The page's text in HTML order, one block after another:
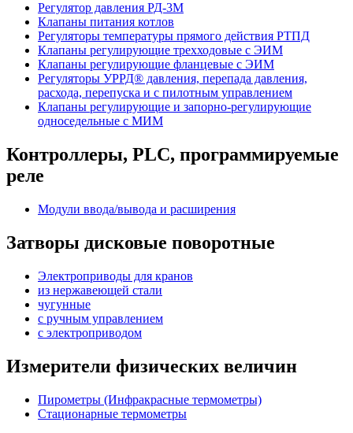
Регулятор давления РД-3М
Клапаны питания котлов
Регуляторы температуры прямого действия РТПД
Клапаны регулирующие трехходовые с ЭИМ
Клапаны регулирующие фланцевые с ЭИМ
Регуляторы УРРД® давления, перепада давления,
расхода, перепуска и с пилотным управлением
Клапаны регулирующие и запорно-регулирующие
односедельные с МИМ
Контроллеры, PLС, программируемые
реле
Модули ввода/вывода и расширения
Затворы дисковые поворотные
Электроприводы для кранов
из нержавеющей стали
чугунные
с ручным управлением
c электроприводом
Измерители физических величин
Пирометры (Инфракрасные термометры)
Стационарные термометры